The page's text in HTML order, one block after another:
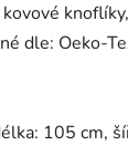
kovové
dle: Oeko-
105 cm,